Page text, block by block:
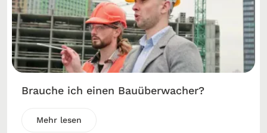
Brauche ich einen Bauüberwacher?
Mehr lesen